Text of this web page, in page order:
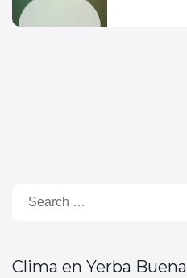
Clima en Yerba Buena